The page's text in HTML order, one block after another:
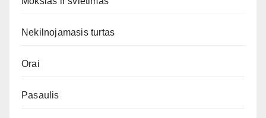
Nekilnojamasis turtas
Orai
Pasaulis